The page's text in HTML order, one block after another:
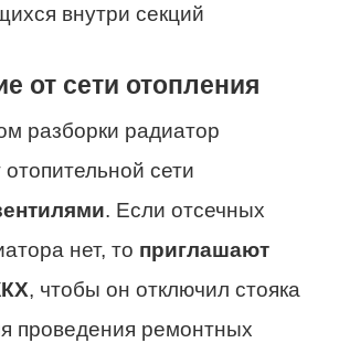
внутри секций
от сети отопления
разборки радиатор
сети
. Если отсечных
нет, то приглашают
, чтобы он отключил стояка
проведения ремонтных